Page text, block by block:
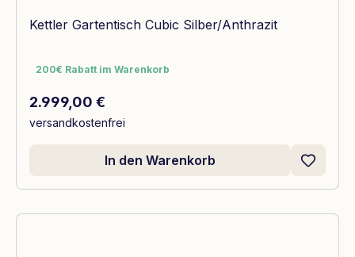
Kettler Gartentisch Cubic Silber/Anthrazit
200€ Rabatt im Warenkorb
200€ Rabatt im Warenkorb
Regulärer Preis:
2.999,00 €
versandkostenfrei
In den Warenkorb